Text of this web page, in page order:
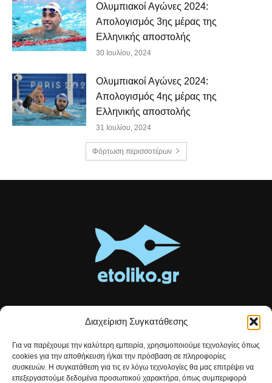
Διαχείριση Συγκατάθεσης
Για να παρέχουμε την καλύτερη εμπειρία, χρησιμοποιούμε τεχνολογίες όπως
cookies για την αποθήκευση ή/και την πρόσβαση σε πληροφορίες
συσκευών. Η συγκατάθεση για τις εν λόγω τεχνολογίες θα μας επιτρέψει να
επεξεργαστούμε δεδομένα προσωπικού χαρακτήρα, όπως συμπεριφορά
Ολυμπιακοί Αγώνες 2024:
Απολογισμός 3ης μέρας της
Ελληνικής αποστολής
30 Ιουλίου, 2024
Ολυμπιακοί Αγώνες 2024:
Απολογισμός 4ης μέρας της
Ελληνικής αποστολής
31 Ιουλίου, 2024
Φόρτωση περισσοτέρων
Τοπικές ειδήσεις, αναλύσεις και ιστορίες από το Αιτωλικό
Αρθρογραφία που συνδέει, εμπνέει και ενημερώνει.